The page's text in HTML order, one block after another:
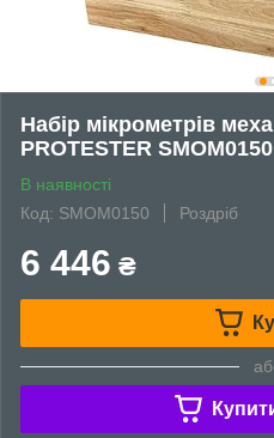
Набір мікрометрів
PROTESTER SMOM0150
В наявності
Код: SMOM0150
Роздріб
6 446 ₴